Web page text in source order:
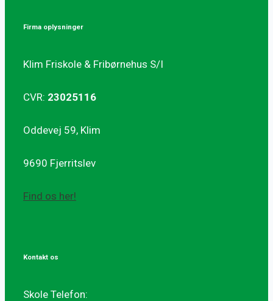
Firma oplysninger
Klim Friskole & Fribørnehus S/I
CVR: 23025116
Oddevej 59, Klim
9690 Fjerritslev
Find os her!
Kontakt os
Skole Telefon: